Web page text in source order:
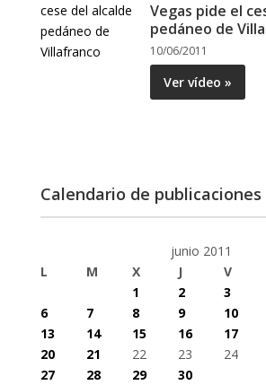
Vegas pide el
pedáneo de
10/06/2011
Ver vídeo »
Calendario de publicaciones
junio 2011
L
M X J V
1
2 3
6
7 8 9 10
13
14 15 16 17
20
21 22 23 24
27
28 29
30